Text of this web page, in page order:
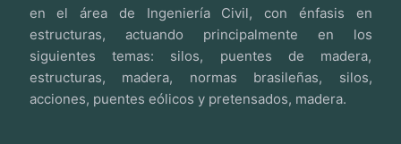
en el área de Ingeniería Civil, con énfasis en
estructuras, actuando principalmente en los
siguientes temas: silos, puentes de madera,
estructuras, madera, normas brasileñas, silos,
acciones, puentes eólicos y pretensados, madera.